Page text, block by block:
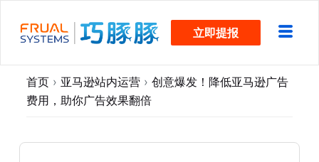
过
立即提报
首页 › 亚马逊站内运营 › 创意爆发！降低亚马逊广告
费用，助你广告效果翻倍